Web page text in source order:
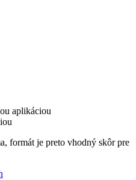
aplikáciou
formát je preto vhodný skôr pre